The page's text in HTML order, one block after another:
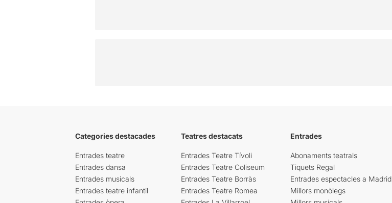
Categories destacades
Entrades teatre
Entrades dansa
Entrades musicals
Entrades teatre infantil
Teatres destacats
Entrades Teatre Tívoli
Entrades Teatre Coliseum
Entrades Teatre Borràs
Entrades Teatre Romea
Entrades
Abonaments teatrals
Tiquets Regal
Entrades espectacles a Madrid
Millors monòlegs